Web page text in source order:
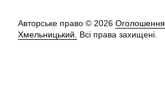
Авторське право © 2026 Оголошення
Хмельницький. Всі права захищені.